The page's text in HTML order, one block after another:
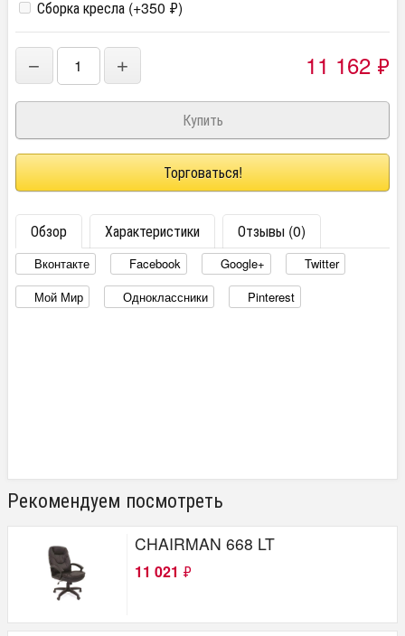
Сборка кресла (+350 ₽)
− + 11 162 ₽
Торговаться!
Обзор Характеристики Отзывы (0)
Вконтакте Facebook Google+
Twitter
Мой Мир
Одноклассники Pinterest
Рекомендуем посмотреть
CHAIRMAN 668 LT
11 021 ₽